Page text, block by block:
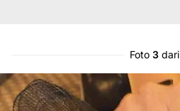
Foto 3 dari